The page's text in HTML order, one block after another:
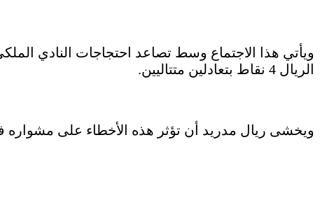
ويأتي هذا الاجتماع وسط تصاعد احتجاجات النادي
الريال 4 نقاط بتعادلين متتاليين.
ويخشى ريال مدريد أن تؤثر هذه الأخطاء على مشواره